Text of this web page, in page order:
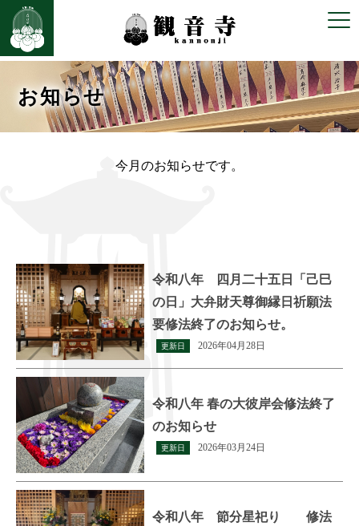
お知らせ
今月のお知らせです。
令和八年 四月二十五日「己巳
の日」大弁財天尊御縁日祈願法
要修法終了のお知らせ。
更新日 2026年04月28日
令和八年 春の大彼岸会修法終了
のお知らせ
更新日 2026年03月24日
令和八年 節分星祀り 修法